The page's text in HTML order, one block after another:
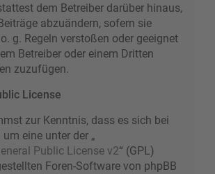
dem Betreiber darüber hinaus,
abzuändern, sofern sie
g. Regeln verstoßen oder geeignet
Betreiber oder einem Dritten
zuzufügen.
License
zur Kenntnis, dass es sich bei
um eine unter der „
Public License v2“ (GPL)
Foren-Software von phpBB